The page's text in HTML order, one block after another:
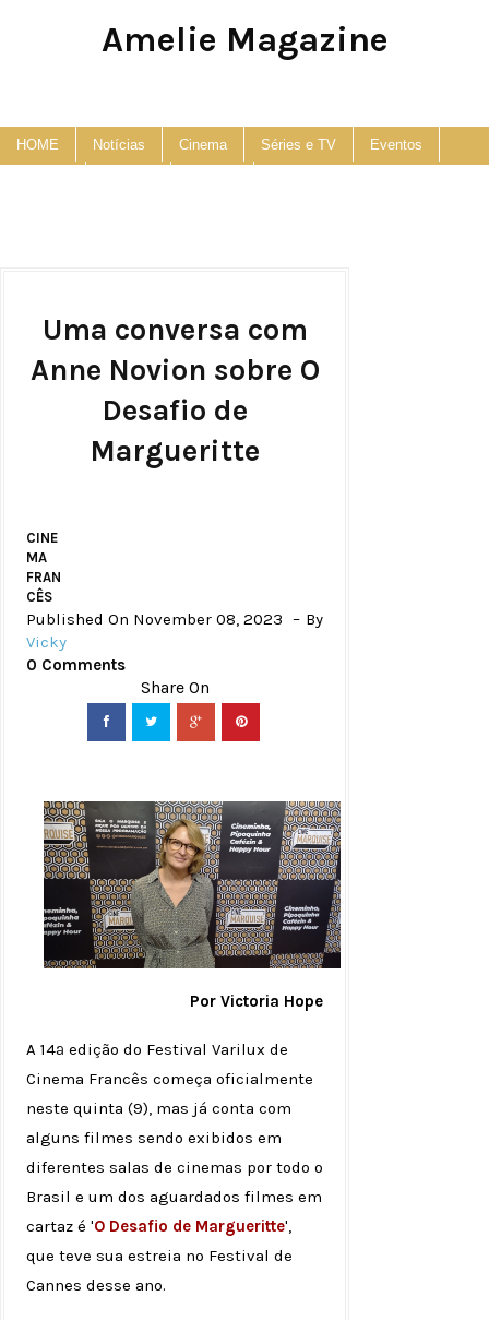
Amelie Magazine
HOME Notícias Cinema Séries e TV Eventos
Uma conversa com
Anne Novion sobre O
Desafio de
Margueritte
CINE
MA
FRAN
CÊS
Published On November 08, 2023
By
Vicky
0 Comments
Por Victoria Hope
A 14ª edição do Festival Varilux de
Cinema Francês começa oficialmente
neste quinta (9), mas já conta com
alguns filmes sendo exibidos em
diferentes salas de cinemas por todo o
Brasil e um dos aguardados filmes em
cartaz é 'O Desafio de Margueritte',
que teve sua estreia no Festival de
Cannes desse ano.